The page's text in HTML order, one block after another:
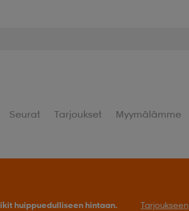
Seurat Tarjoukset Myymälämme
huippuedulliseen hintaan. Tarjoukseen